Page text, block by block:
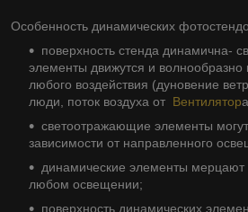
Особенность динамических
поверхность стенда динамична-
элементы движутся и волнообразно
любого воздействия (дуновение
люди, поток воздуха от Вентилятор
светоотражающие элементы
зависимости от направленного
динамические элементы
любом освещении;
поверхность динамических